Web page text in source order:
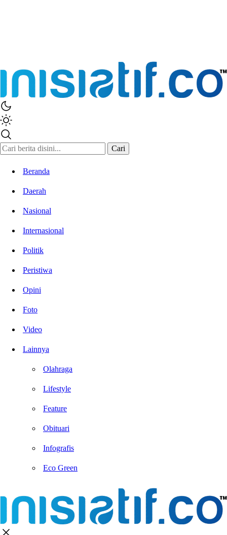
Cari
Beranda
Daerah
Nasional
Internasional
Politik
Peristiwa
Opini
Foto
Video
Lainnya
Olahraga
Lifestyle
Feature
Obituari
Infografis
Eco Green